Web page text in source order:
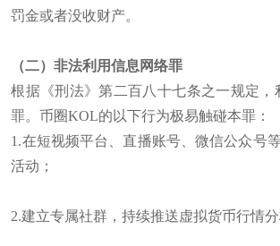
罚金或者没收财产。
（二）非法利用信息网络罪
根据《刑法》第二百八十七条之一规定
罪。币圈KOL的以下行为极易触碰本罪：
1.在短视频平台、直播账号、微信公众号
活动；
2.建立专属社群，持续推送虚拟货币行情